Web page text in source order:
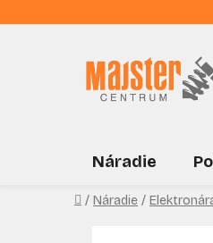
na
Náradie
Domov
/ Náradie /